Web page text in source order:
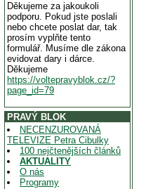
Děkujeme za jakoukoli
podporu. Pokud jste poslali
nebo chcete poslat dar, tak
prosím vyplňte tento
formulář. Musíme dle zákona
evidovat dary i dárce.
Děkujeme
https://voltepravyblok.cz/?
page_id=79
PRAVÝ BLOK
NECENZUROVANÁ
TELEVIZE Petra Cibulky
100 nejčtenějších článků
AKTUALITY
O nás
Programy